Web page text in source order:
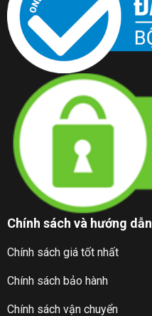
Chính sách và hướng dẫn
Chính sách giá tốt nhất
Chính sách bảo hành
Chính sách vận chuyển